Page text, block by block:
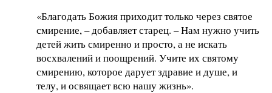
«Благодать Божия приходит только через святое
смирение, – добавляет старец. – Нам нужно учить
детей жить смиренно и просто, а не искать
восхвалений и поощрений. Учите их святому
смирению, которое дарует здравие и душе, и
телу, и освящает всю нашу жизнь».